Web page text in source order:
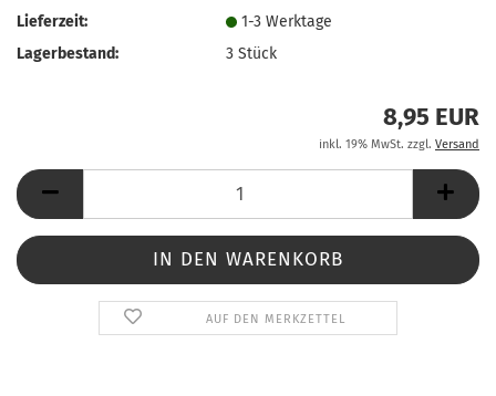
Lieferzeit:
1-3 Werktage
Lagerbestand:
3Stück
8,95 EUR
inkl. 19% MwSt. zzgl. Versand
AUF DEN MERKZETTEL